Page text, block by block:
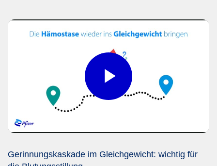
Play
Video
Gerinnungskaskade im Gleichgewicht: wichtig für